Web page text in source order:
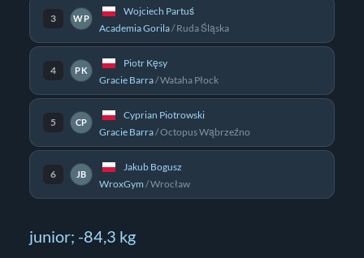
3 WP
Wojciech Partuś
Academia Gorila/Ruda Śląska
4 PK
Piotr Kęsy
Gracie Barra/Wataha Płock
5 CP
Cyprian Piotrowski
Gracie Barra/Octopus Wąbrzeźno
6 JB
Jakub Bogusz
WroxGym /Wrocław
junior; -84,3 kg